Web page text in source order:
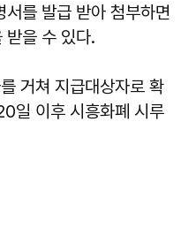
를 발급 받아 첨부하면
받을 수 있다.
거쳐 지급대상자로 확
일 이후 시흥화폐 시루